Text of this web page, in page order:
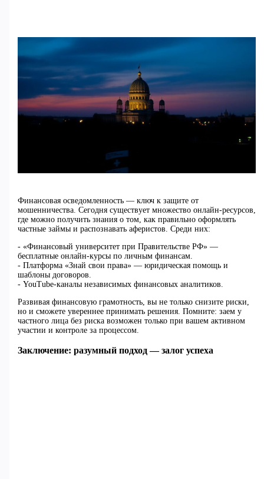
Финансовая осведомленность — ключ к защите от
мошенничества. Сегодня существует множество онлайн-ресурсов,
где можно получить знания о том, как правильно оформлять
частные займы и распознавать аферистов. Среди них:
- «Финансовый университет при Правительстве РФ» —
бесплатные онлайн-курсы по личным финансам.
- Платформа «Знай свои права» — юридическая помощь и
шаблоны договоров.
- YouTube-каналы независимых финансовых аналитиков.
Развивая финансовую грамотность, вы не только снизите риски,
но и сможете увереннее принимать решения. Помните: заем у
частного лица без риска возможен только при вашем активном
участии и контроле за процессом.
Заключение: разумный подход — залог успеха